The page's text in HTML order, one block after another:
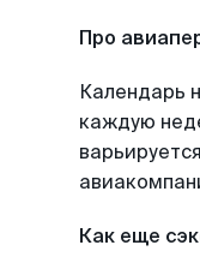
Про
Календарь
каждую
Как еще